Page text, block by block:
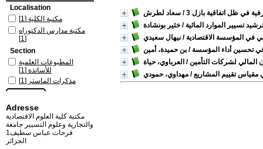
في ظل اتفاقية بازل 3
/ سعاد لطرش
تسيير الموارد المائية / خثير بونشادة
في المؤسسة الاقتصادية / نيهال سعيدي
تحسين أداء المؤسسة / بن حميدة، أمين
المالي لشركات التأمين/ العرباوي، حياة
تقييم المشاريع/ مهداوي، حمودي
Localisation
مكتبة الكلية [1]
مكتبة مدارس الدكتوراه
[1]
Section
المطبوعات العلمية
للأساتذة [1]
مذكرات الماستر [1]
Adresse
مكتبة كلية العلوم الاقتصادية
والتجارية وعلوم التسيير جامعة
فرحات عباس سطيف1
الجزائر